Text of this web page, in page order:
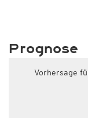
Prognose
Vorhersage